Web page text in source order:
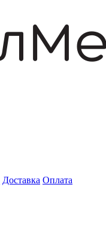
Доставка Оплата